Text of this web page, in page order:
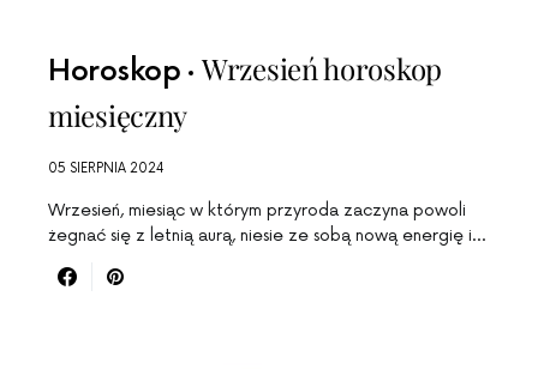
Horoskop
Wrzesień horoskop
miesięczny
05 SIERPNIA 2024
Wrzesień, miesiąc w którym przyroda zaczyna powoli
żegnać się z letnią aurą, niesie ze sobą nową energię i…